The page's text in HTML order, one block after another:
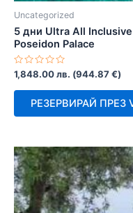
Uncategorized
5 дни Ultra All
Poseidon Palace
Оценено
с
0
1,848.00лв. (944.87€)
РЕЗЕРВИРАЙ ПРЕЗ